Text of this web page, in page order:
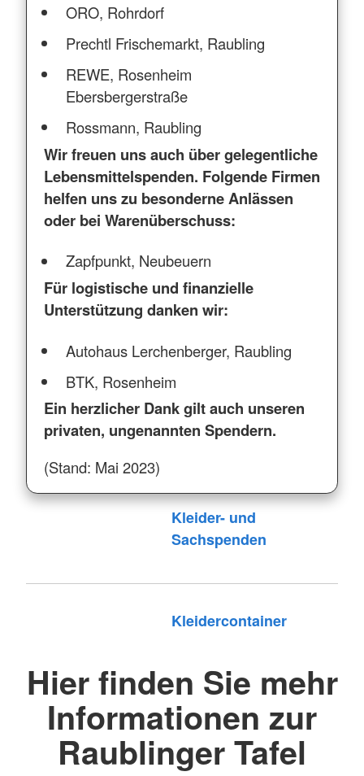
ORO, Rohrdorf
Prechtl Frischemarkt, Raubling
REWE, Rosenheim
Ebersbergerstraße
Rossmann, Raubling
Wir freuen uns auch über gelegentliche
Lebensmittelspenden. Folgende Firmen
helfen uns zu besonderne Anlässen
oder bei Warenüberschuss:
Zapfpunkt, Neubeuern
Für logistische und finanzielle
Unterstützung danken wir:
Autohaus Lerchenberger, Raubling
BTK, Rosenheim
Ein herzlicher Dank gilt auch unseren
privaten, ungenannten Spendern.
(Stand: Mai 2023)
Kleider- und
Sachspenden
Kleidercontainer
Hier finden Sie mehr
Informationen zur
Raublinger Tafel